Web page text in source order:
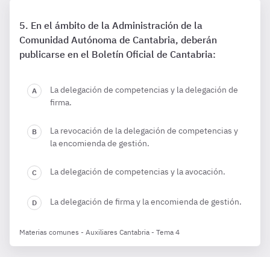
En el ámbito de la Administración de la
Comunidad Autónoma de Cantabria, deberán
publicarse en el Boletín Oficial de Cantabria:
La delegación de competencias y la delegación de
firma.
La revocación de la delegación de competencias y
la encomienda de gestión.
La delegación de competencias y la avocación.
La delegación de firma y la encomienda de gestión.
Materias comunes - Auxiliares Cantabria - Tema 4